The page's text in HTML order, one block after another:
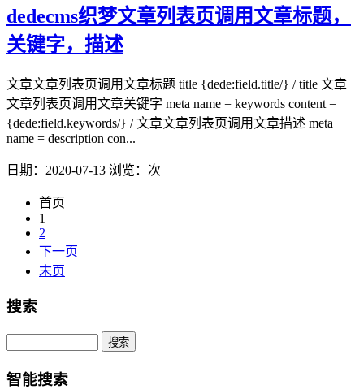
dedecms织梦文章列表页调用文章标题，
关键字，描述
文章文章列表页调用文章标题 title {dede:field.title/} / title 文章
文章列表页调用文章关键字 meta name = keywords content =
{dede:field.keywords/} / 文章文章列表页调用文章描述 meta
name = description con...
日期：2020-07-13 浏览： 次
首页
1
2
下一页
末页
搜索
智能搜索